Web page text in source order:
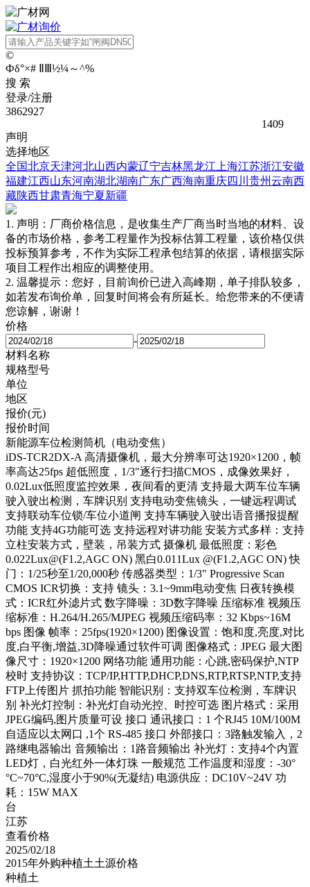
©
Фδ°×# ½¼～^%
搜 索
登录/注册
3862927
1409
声明
选择地区
全国北京天津河北山西内蒙辽宁吉林黑龙江 上海江苏浙江安徽
福建江西山东河南湖北湖南广东广西海南重庆四川 贵州云南西
藏陕西甘肃青海宁夏新疆
1. 声明：厂商价格信息，是收集生产厂商当时当地的材料、设
备的市场价格，参考工程量作为投标估算工程量，该价格仅供
投标预算参考，不作为实际工程承包结算的依据，请根据实际
项目工程作出相应的调整使用。
2. 温馨提示：您好，目前询价已进入高峰期，单子排队较多，
如若发布询价单，回复时间将会有所延长。给您带来的不便请
您谅解，谢谢！
价格
-
材料名称
规格型号
单位
地区
报价(元)
报价时间
新能源车位检测筒机（电动变焦）
iDS-TCR2DX-A 高清摄像机，最大分辨率可达1920×1200，帧
率高达25fps 超低照度，1/3"逐行扫描CMOS，成像效果好，
0.02Lux低照度监控效果，夜间看的更清 支持最大两车位车辆
驶入驶出检测，车牌识别 支持电动变焦镜头，一键远程调试
支持联动车位锁/车位小道闸 支持车辆驶入驶出语音播报提醒
功能 支持4G功能可选 支持远程对讲功能 安装方式多样：支持
立柱安装方式，壁装，吊装方式 摄像机 最低照度：彩色
0.022Lux@(F1.2,AGC ON) 黑白0.011Lux @(F1.2,AGC ON) 快
门：1/25秒至1/20,000秒 传感器类型：1/3" Progressive Scan
CMOS ICR切换：支持 镜头：3.1~9mm电动变焦 日夜转换模
式：ICR红外滤片式 数字降噪：3D数字降噪 压缩标准 视频压
缩标准：H.264/H.265/MJPEG 视频压缩码率：32 Kbps~16M
bps 图像 帧率：25fps(1920×1200) 图像设置：饱和度,亮度,对比
度,白平衡,增益,3D降噪通过软件可调 图像格式：JPEG 最大图
像尺寸：1920×1200 网络功能 通用功能：心跳,密码保护,NTP
校时 支持协议：TCP/IP,HTTP,DHCP,DNS,RTP,RTSP,NTP,支持
FTP上传图片 抓拍功能 智能识别：支持双车位检测，车牌识
别 补光灯控制：补光灯自动光控、时控可选 图片格式：采用
JPEG编码,图片质量可设 接口 通讯接口：1 个RJ45 10M/100M
自适应以太网口 ,1个 RS-485 接口 外部接口：3路触发输入，2
路继电器输出 音频输出：1路音频输出 补光灯：支持4个内置
LED灯，白光红外一体灯珠 一般规范 工作温度和湿度：-30°
°C~70°C,湿度小于90%(无凝结) 电源供应：DC10V~24V 功
耗：15W MAX
台
江苏
查看价格
2025/02/18
2015年外购种植土土源价格
种植土